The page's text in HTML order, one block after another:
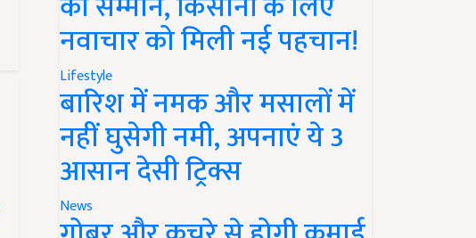
नवाचार को मिली नई पहचान!
Lifestyle
बारिश में नमक और मसालों में
नहीं घुसेगी नमी, अपनाएं ये 3
आसान देसी ट्रिक्स
News